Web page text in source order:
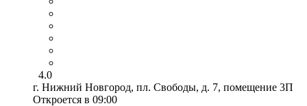
4.0
г. Нижний Новгород, пл. Свободы, д. 7, помещение 3П
Откроется в 09:00